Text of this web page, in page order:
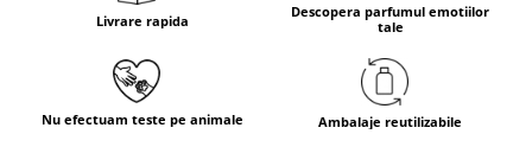
Livrare rapida
Descopera parfumul emotiilor
tale
Nu efectuam teste pe animale Ambalaje reutilizabile